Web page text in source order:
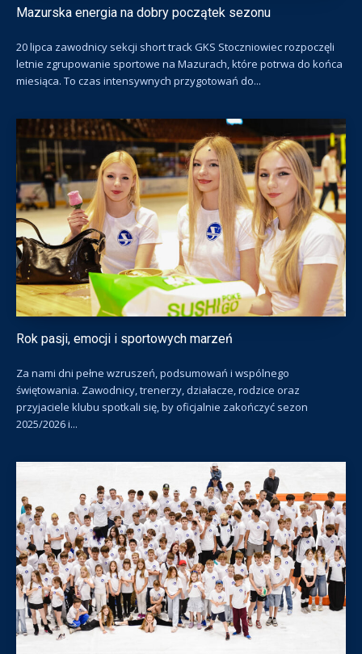
Mazurska energia na dobry początek sezonu
20 lipca zawodnicy sekcji short track GKS Stoczniowiec rozpoczęli
letnie zgrupowanie sportowe na Mazurach, które potrwa do końca
miesiąca. To czas intensywnych przygotowań do...
Rok pasji, emocji i sportowych marzeń
Za nami dni pełne wzruszeń, podsumowań i wspólnego
świętowania. Zawodnicy, trenerzy, działacze, rodzice oraz
przyjaciele klubu spotkali się, by oficjalnie zakończyć sezon
2025/2026 i...